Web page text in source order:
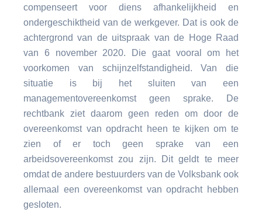
compenseert voor diens afhankelijkheid en
ondergeschiktheid van de werkgever. Dat is ook de
achtergrond van de uitspraak van de Hoge Raad
van 6 november 2020. Die gaat vooral om het
voorkomen van schijnzelfstandigheid. Van die
situatie is bij het sluiten van een
managementovereenkomst geen sprake. De
rechtbank ziet daarom geen reden om door de
overeenkomst van opdracht heen te kijken om te
zien of er toch geen sprake van een
arbeidsovereenkomst zou zijn. Dit geldt te meer
omdat de andere bestuurders van de Volksbank ook
allemaal een overeenkomst van opdracht hebben
gesloten.